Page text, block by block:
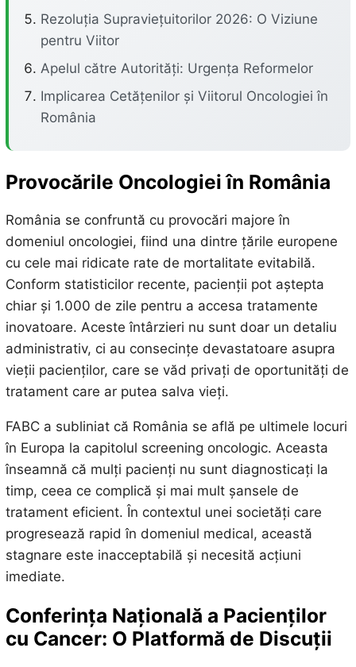
Rezoluția Supraviețuitorilor 2026: O Viziune
pentru Viitor
Apelul către Autorități: Urgența Reformelor
Implicarea Cetățenilor și Viitorul Oncologiei în
România
Provocările Oncologiei în România
România se confruntă cu provocări majore în
domeniul oncologiei, fiind una dintre țările europene
cu cele mai ridicate rate de mortalitate evitabilă.
Conform statisticilor recente, pacienții pot aștepta
chiar și 1.000 de zile pentru a accesa tratamente
inovatoare. Aceste întârzieri nu sunt doar un detaliu
administrativ, ci au consecințe devastatoare asupra
vieții pacienților, care se văd privați de oportunități de
tratament care ar putea salva vieți.
FABC a subliniat că România se află pe ultimele locuri
în Europa la capitolul screening oncologic. Aceasta
înseamnă că mulți pacienți nu sunt diagnosticați la
timp, ceea ce complică și mai mult șansele de
tratament eficient. În contextul unei societăți care
progresează rapid în domeniul medical, această
stagnare este inacceptabilă și necesită acțiuni
imediate.
Conferința Națională a Pacienților
cu Cancer: O Platformă de Discuții